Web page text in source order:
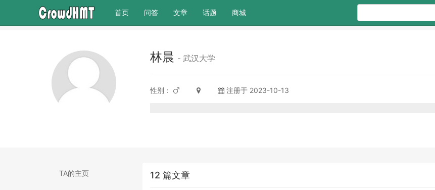
首页(current)
问答 文章 话题 商城
林晨 - 武汉大学
性别： 注册于 2023-10-13
TA的主页 12 篇文章